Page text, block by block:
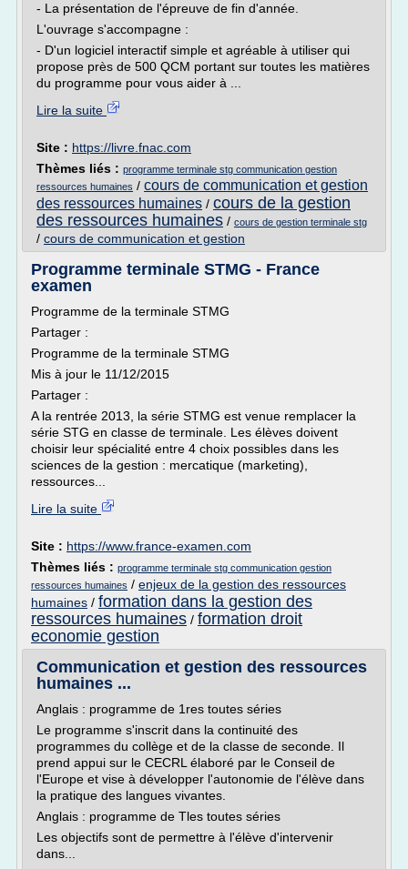
- La présentation de l'épreuve de fin d'année.
L'ouvrage s'accompagne :
- D'un logiciel interactif simple et agréable à utiliser qui
propose près de 500 QCM portant sur toutes les matières
du programme pour vous aider à ...
Lire la suite
Site : https://livre.fnac.com
Thèmes liés : programme terminale stg communication gestion
ressources humaines / cours de communication et gestion
des ressources humaines / cours de la gestion
des ressources humaines / cours de gestion terminale stg
/ cours de communication et gestion
Programme terminale STMG - France
examen
Programme de la terminale STMG
Partager :
Programme de la terminale STMG
Mis à jour le 11/12/2015
Partager :
A la rentrée 2013, la série STMG est venue remplacer la
série STG en classe de terminale. Les élèves doivent
choisir leur spécialité entre 4 choix possibles dans les
sciences de la gestion : mercatique (marketing),
ressources...
Lire la suite
Site : https://www.france-examen.com
Thèmes liés : programme terminale stg communication gestion
ressources humaines / enjeux de la gestion des ressources
humaines / formation dans la gestion des
ressources humaines / formation droit
economie gestion
Communication et gestion des ressources
humaines ...
Anglais : programme de 1res toutes séries
Le programme s'inscrit dans la continuité des
programmes du collège et de la classe de seconde. Il
prend appui sur le CECRL élaboré par le Conseil de
l'Europe et vise à développer l'autonomie de l'élève dans
la pratique des langues vivantes.
Anglais : programme de Tles toutes séries
Les objectifs sont de permettre à l'élève d'intervenir
dans...